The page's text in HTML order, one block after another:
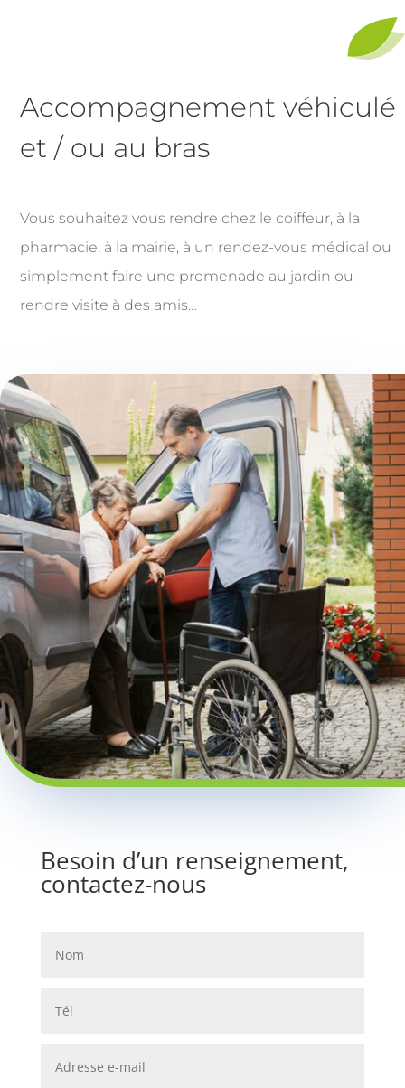
Accompagnement véhiculé
et / ou au bras
Vous souhaitez vous rendre chez le coiffeur, à la
pharmacie, à la mairie, à un rendez-vous médical ou
simplement faire une promenade au jardin ou
rendre visite à des amis…
Besoin d’un renseignement,
contactez-nous